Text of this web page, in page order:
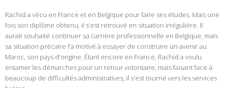
Rachid a vécu en France et en Belgique pour faire ses études. Mais une
fois son diplôme obtenu, il s'est retrouvé en situation irrégulière. Il
aurait souhaité continuer sa carrière professionnelle en Belgique, mais
sa situation précaire l'a motivé à essayer de construire un avenir au
Maroc, son pays d'origine. Étant encore en France, Rachid a voulu
entamer les démarches pour un retour volontaire, mais faisant face à
beaucoup de difficultés administratives, il s'est tourné vers les services